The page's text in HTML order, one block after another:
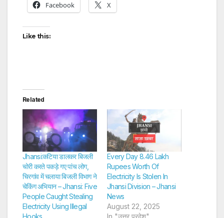
Facebook X
Like this:
Related
Jhansi:कटिया डालकर बिजली
चोरी करते पकड़े गए पांच लोग,
चिरगांव में चलाया बिजली विभाग ने
चेकिंग अभियान – Jhansi: Five
People Caught Stealing
Electricity Using Illegal
Hooks
Every Day 8.46 Lakh
Rupees Worth Of
Electricity Is Stolen In
Jhansi Division – Jhansi
News
August 22, 2025
In "उत्तर प्रदेश"